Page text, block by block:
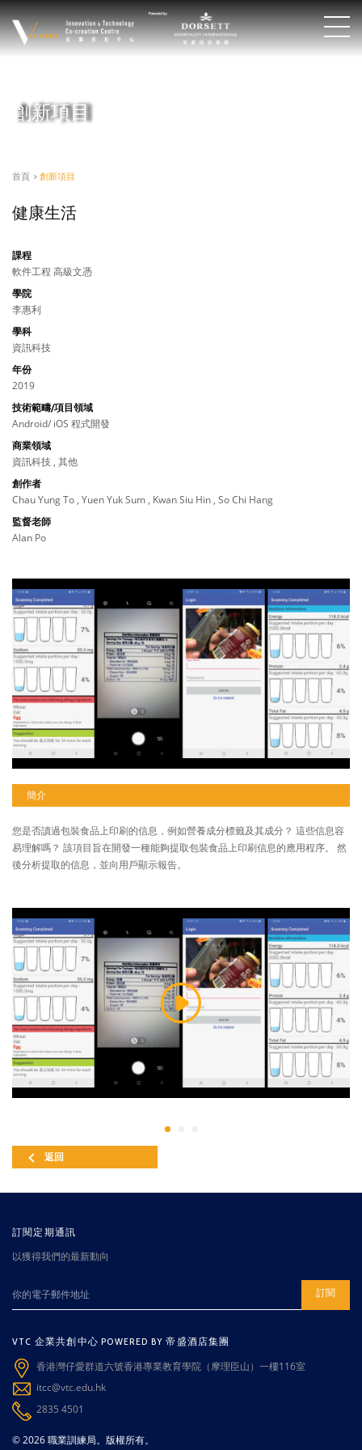
創新項目
首頁 > 創新項目
健康生活
課程
軟件工程 高級文憑
學院
李惠利
學科
資訊科技
年份
2019
技術範疇/項目領域
Android/ iOS 程式開發
商業領域
資訊科技 , 其他
創作者
Chau Yung To , Yuen Yuk Sum , Kwan Siu Hin , So Chi Hang
監督老師
Alan Po
簡介
您是否讀過包裝食品上印刷的信息，例如營養成分標籤及其成分？ 這些信息容
易理解嗎？ 該項目旨在開發一種能夠提取包裝食品上印刷信息的應用程序。 然
後分析提取的信息，並向用戶顯示報告。
返回
訂閱定期通訊
以獲得我們的最新動向
訂閱
VTC 企業共創中心 POWERED BY 帝盛酒店集團
香港灣仔愛群道六號香港專業教育學院（摩理臣山）一樓116室
itcc@vtc.edu.hk
2835 4501
© 2026 職業訓練局。版權所有。